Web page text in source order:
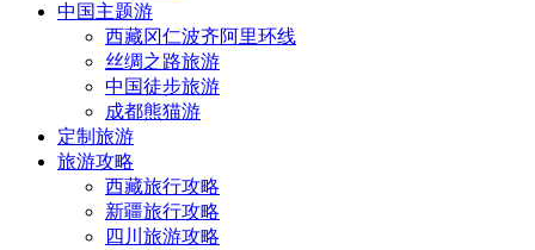
中国主题游
西藏冈仁波齐阿里环线
丝绸之路旅游
中国徒步旅游
成都熊猫游
定制旅游
旅游攻略
西藏旅行攻略
新疆旅行攻略
四川旅游攻略